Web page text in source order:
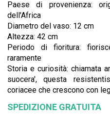
Paese di provenienza:
dell'Africa
Diametro del vaso: 12 cm
Altezza: 42 cm
Periodo di fioritura:
raramente
Storia e curiosità: chiamata
suocera', questa
coriacee che crescono con
SPEDIZIONE GRATUITA